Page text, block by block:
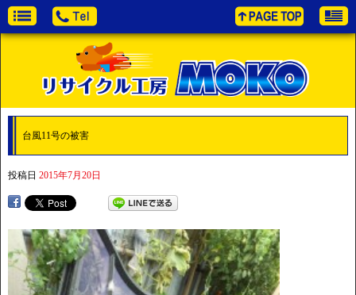
台風11号の被害
投稿日 2015年7月20日